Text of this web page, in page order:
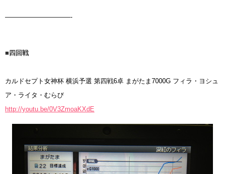
——————————-
■四回戦
カルドセプト女神杯 横浜予選 第四戦6卓 まがたま7000G フィラ・ヨシュ
ア・ライタ・むらび
http://youtu.be/0V3ZmoaKXdE